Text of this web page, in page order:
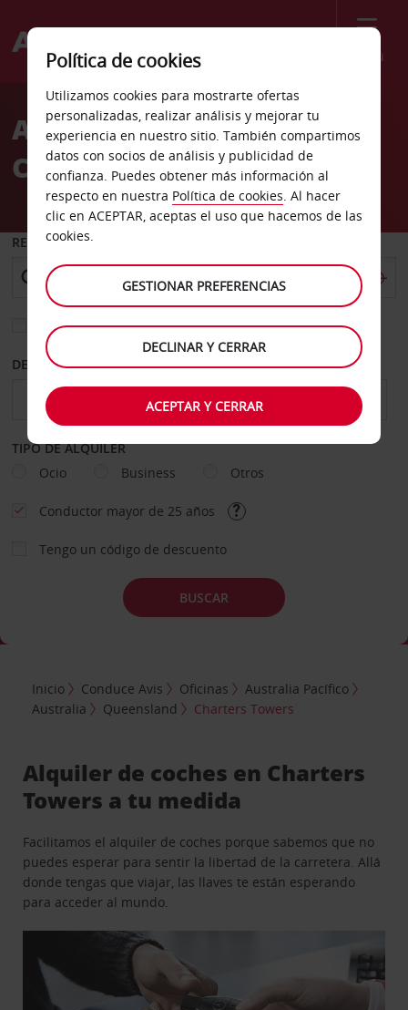
Menú
Welcome
AvisAlquiler de coches
Charters Towers
RECOGER EN
Elegir otra oficina de devolución
DESDE HASTA
TIPO DE ALQUILER
Ocio
Business Otros
Conductor mayor de 25 años
Tengo un código de descuento
BUSCAR
Inicio Conduce Avis Oficinas
Australia Pacífico
Australia
Queensland Charters Towers
Alquiler de coches en Charters
Towers a tu medida
Facilitamos el alquiler de coches porque sabemos que no
puedes esperar para sentir la libertad de la carretera. Allá
donde tengas que viajar, las llaves te están esperando
para acceder al mundo.
Política de cookies
Utilizamos cookies para mostrarte ofertas
personalizadas, realizar análisis y mejorar tu
experiencia en nuestro sitio. También compartimos
datos con socios de análisis y publicidad de
confianza. Puedes obtener más información al
respecto en nuestra Política de cookies. Al hacer
clic en ACEPTAR, aceptas el uso que hacemos de las
cookies.
GESTIONAR PREFERENCIAS
DECLINAR Y CERRAR
ACEPTAR Y CERRAR